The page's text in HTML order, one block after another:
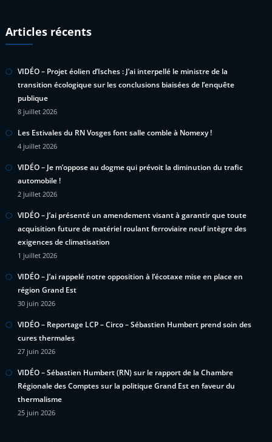
Articles récents
VIDÉO – Projet éolien d’Isches : J’ai interpellé le ministre de la
transition écologique sur les conclusions biaisées de l’enquête
publique
8 juillet 2026
Les Estivales du RN Vosges font salle comble à Nomexy !
4 juillet 2026
VIDÉO – Je m’oppose au dogme qui prévoit la diminution du trafic
automobile !
2 juillet 2026
VIDÉO – J’ai présenté un amendement visant à garantir que toute
acquisition future de matériel roulant ferroviaire neuf intègre des
exigences de climatisation
1 juillet 2026
VIDÉO – J’ai rappelé notre opposition à l’écotaxe mise en place en
région Grand Est
30 juin 2026
VIDÉO – Reportage LCP – Circo – Sébastien Humbert prend soin des
cures thermales
27 juin 2026
VIDÉO – Sébastien Humbert (RN) sur le rapport de la Chambre
Régionale des Comptes sur la politique Grand Est en faveur du
thermalisme
25 juin 2026